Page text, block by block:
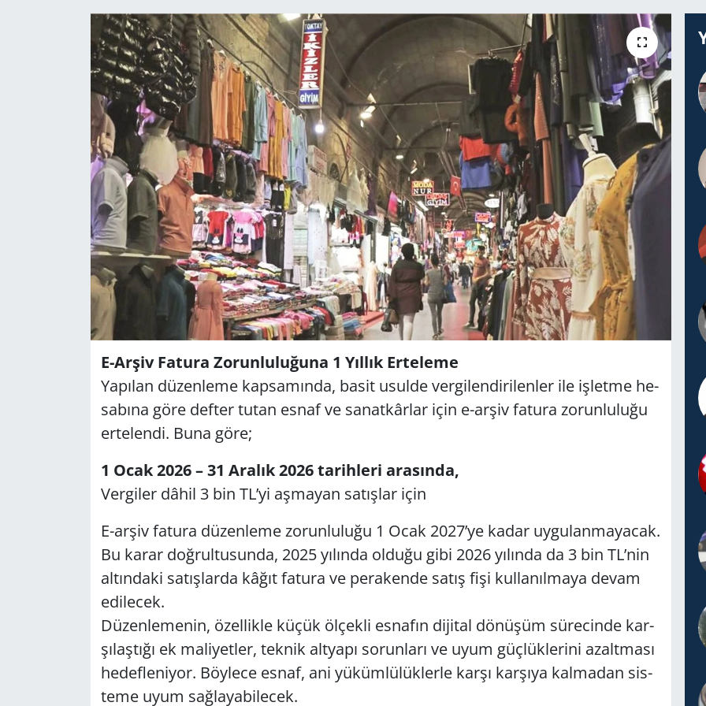
E-Ar­şiv Fa­tu­ra Zo­run­lu­lu­ğu­na 1 Yıl­lık Er­te­le­me
Ya­pı­lan dü­zen­le­me kap­sa­mın­da, basit usul­de ver­gi­len­di­ri­len­ler ile iş­let­me he­
sa­bı­na göre def­ter tutan esnaf ve sa­nat­kâr­lar için e-ar­şiv fa­tu­ra zo­run­lu­lu­ğu
er­te­len­di. Buna göre;
1 Ocak 2026 – 31 Ara­lık 2026 ta­rih­le­ri ara­sın­da,
Ver­gi­ler dâhil 3 bin TL’yi aş­ma­yan sa­tış­lar için
E-ar­şiv fa­tu­ra dü­zen­le­me zo­run­lu­lu­ğu 1 Ocak 2027’ye kadar uy­gu­lan­ma­ya­cak.
Bu karar doğ­rul­tu­sun­da, 2025 yı­lın­da ol­du­ğu gibi 2026 yı­lın­da da 3 bin TL’nin
al­tın­da­ki sa­tış­lar­da kâğıt fa­tu­ra ve pe­ra­ken­de satış fişi kul­la­nıl­ma­ya devam
edi­lecek.
Dü­zen­le­me­nin, özel­lik­le küçük öl­çek­li es­na­fın di­ji­tal dö­nü­şüm sü­re­cin­de kar­
şı­laş­tı­ğı ek ma­li­yet­ler, tek­nik alt­ya­pı so­run­la­rı ve uyum güç­lük­le­ri­ni azalt­ma­sı
he­def­le­ni­yor. Böy­le­ce esnaf, ani yü­küm­lü­lük­ler­le karşı kar­şı­ya kal­ma­dan sis­
te­me uyum sağ­la­ya­bi­lecek.
GÜNDEM
HABERDE İNSAN
KÜLTÜR SANAT
MAGAZİN
POLİTİKA
RESMİ İLANLAR
SAĞLIK